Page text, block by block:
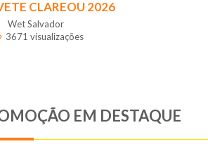
CLAREOU 2026
Wet Salvador
3671 visualizações
EM DESTAQUE